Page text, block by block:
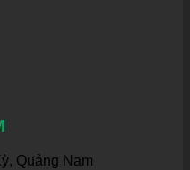
Quảng Nam